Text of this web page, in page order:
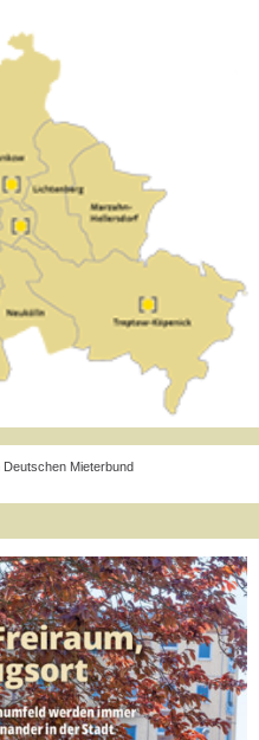
Mieterbund